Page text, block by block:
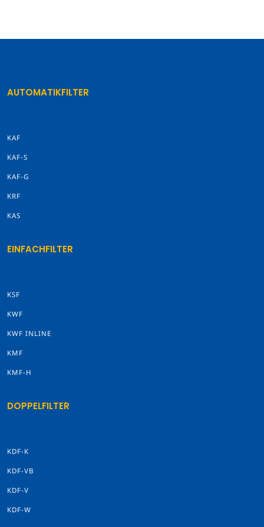
AUTOMATIKFILTER
KAF
KAF-S
KAF-G
KRF
KAS
EINFACHFILTER
KSF
KWF
KWF INLINE
KMF
KMF-H
DOPPELFILTER
KDF-K
KDF-VB
KDF-V
KDF-W